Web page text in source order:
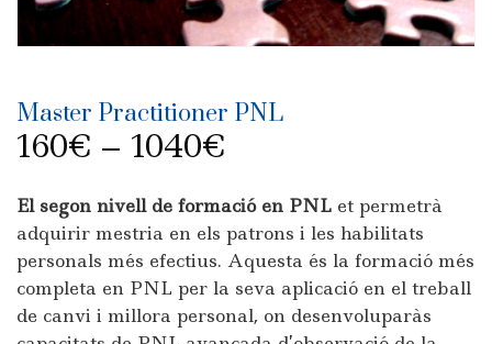
Master Practitioner PNL
160€ – 1040€
El segon nivell de formació en PNL et permetrà
adquirir mestria en els patrons i les habilitats
personals més efectius. Aquesta és la formació més
completa en PNL per la seva aplicació en el treball
de canvi i millora personal, on desenvoluparàs